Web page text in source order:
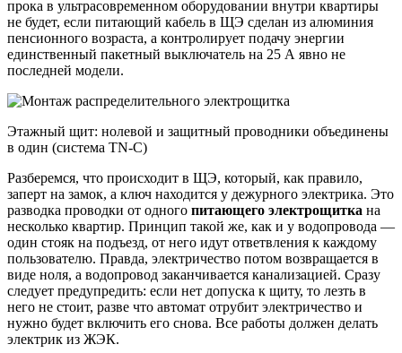
прока в ультрасовременном оборудовании внутри квартиры
не будет, если питающий кабель в ЩЭ сделан из алюминия
пенсионного возраста, а контролирует подачу энергии
единственный пакетный выключатель на 25 А явно не
последней модели.
Этажный щит: нолевой и защитный проводники объединены
в один (система TN-C)
Разберемся, что происходит в ЩЭ, который, как правило,
заперт на замок, а ключ находится у дежурного электрика. Это
разводка проводки от одного питающего электрощитка на
несколько квартир. Принцип такой же, как и у водопровода —
один стояк на подъезд, от него идут ответвления к каждому
пользователю. Правда, электричество потом возвращается в
виде ноля, а водопровод заканчивается канализацией. Сразу
следует предупредить: если нет допуска к щиту, то лезть в
него не стоит, разве что автомат отрубит электричество и
нужно будет включить его снова. Все работы должен делать
электрик из ЖЭК.